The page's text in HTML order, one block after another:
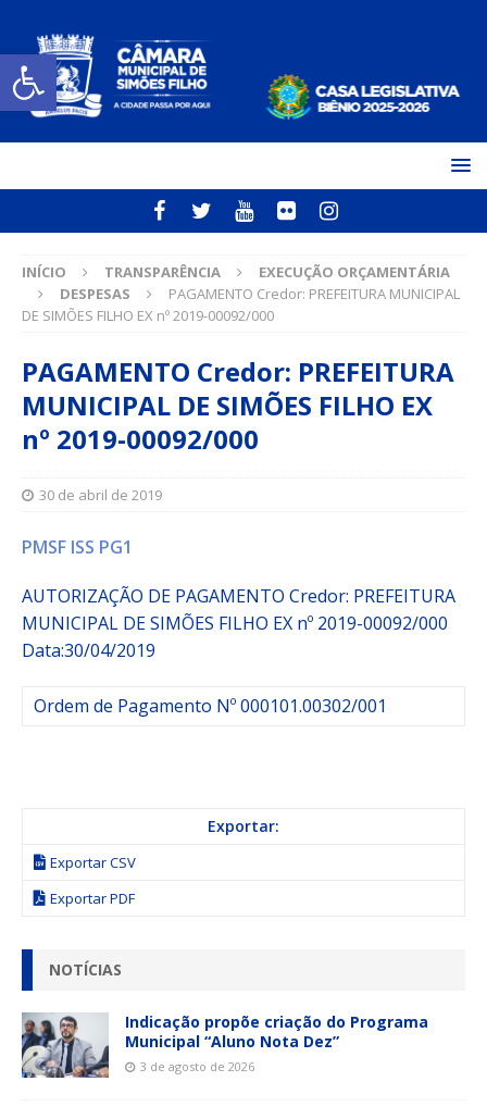
Open toolbar
INÍCIO TRANSPARÊNCIA
EXECUÇÃO ORÇAMENTÁRIA
DESPESAS
PAGAMENTO Credor: PREFEITURA MUNICIPAL
DE SIMÕES FILHO EX nº 2019-00092/000
PAGAMENTO Credor: PREFEITURA
MUNICIPAL DE SIMÕES FILHO EX
nº 2019-00092/000
30 de abril de 2019
PMSF ISS PG1
AUTORIZAÇÃO DE PAGAMENTO Credor: PREFEITURA
MUNICIPAL DE SIMÕES FILHO EX nº 2019-00092/000
Data:30/04/2019
Ordem de Pagamento Nº 000101.00302/001
Exportar:
Exportar CSV
Exportar PDF
NOTÍCIAS
Indicação propõe criação do Programa
Municipal “Aluno Nota Dez”
3 de agosto de 2026